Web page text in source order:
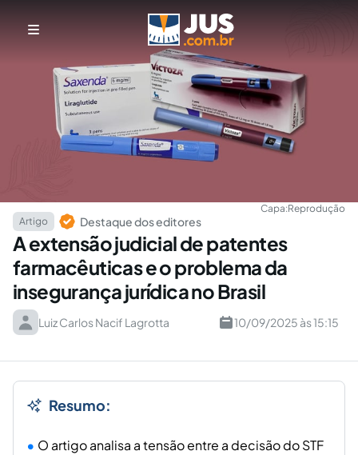
Capa:Reprodução
Artigo
Destaque dos editores
A extensão judicial de patentes
farmacêuticas e o problema da
insegurança jurídica no Brasil
Luiz Carlos Nacif Lagrotta 10/09/2025 às 15:15
Resumo:
O artigo analisa a tensão entre a decisão do STF